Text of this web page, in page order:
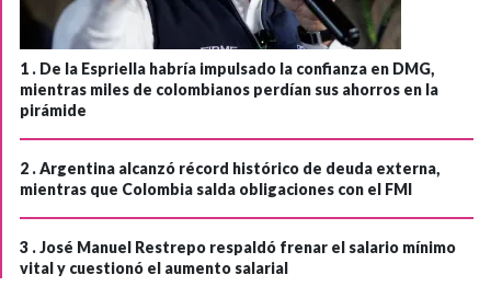
1 . De la Espriella habría impulsado la confianza en DMG,
mientras miles de colombianos perdían sus ahorros en la
pirámide
2 .Argentina alcanzó récord histórico de deuda externa,
mientras que Colombia salda obligaciones con el FMI
3 .José Manuel Restrepo respaldó frenar el salario mínimo
vital y cuestionó el aumento salarial